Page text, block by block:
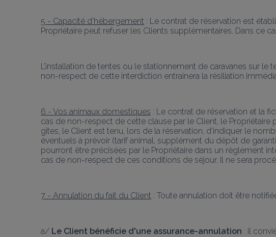
5 - Capacité d’hébergement : Le contrat de réservation est
Propriétaire peut refuser les Clients supplémentaires. Dans ce
L’installation de tentes ou le stationnement de caravanes sur
non-respect de cette interdiction entrainera la résiliation
6 - Vos animaux domestiques : Le contrat de réservation et la
cas de non-respect de cette clause par le Client, le Propriétaire
gîtes, le Client est tenu, lors de la réservation, d’indiquer le
éventuels à prévoir (tarif animal, supplément du dépôt de
pourront être précisées par le Propriétaire dans un règlement
cas de non-respect de ces conditions de séjour. Il ne sera
7 - Annulation du fait du Client : Toute annulation doit être
a/ Le Client bénéficie d'une assurance-annulation : il